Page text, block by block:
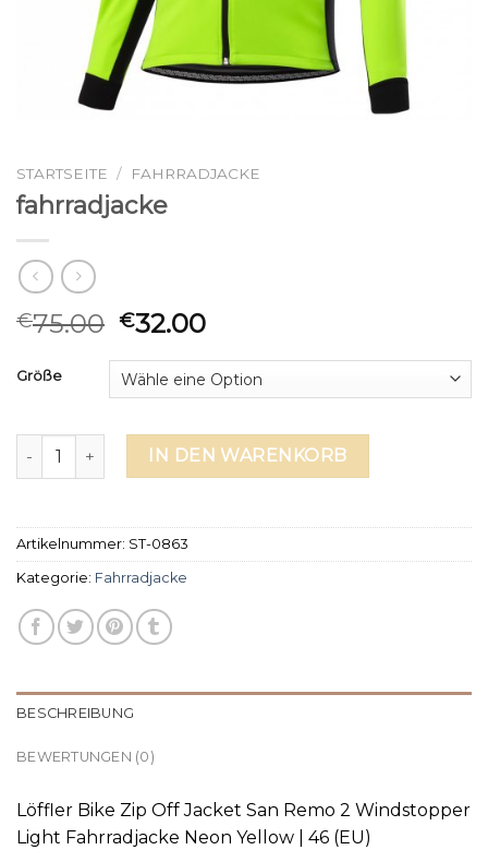
STARTSEITE / FAHRRADJACKE
fahrradjacke
€75.00 €32.00
Größe
fahrradjacke MengeIN DEN WARENKORB
Artikelnummer: ST-0863
Kategorie: Fahrradjacke
BESCHREIBUNG
BEWERTUNGEN (0)
Löffler Bike Zip Off Jacket San Remo 2 Windstopper
Light Fahrradjacke Neon Yellow | 46 (EU)